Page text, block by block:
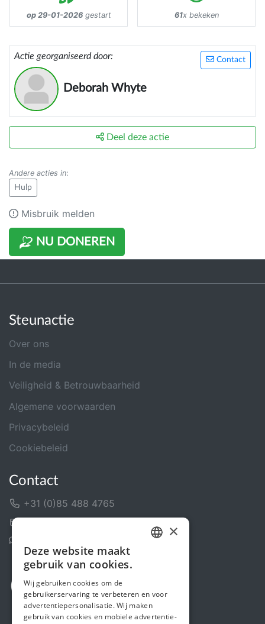
op 29-01-2026gestart 61x bekeken
Contact
Actie georganiseerd door:
Deborah Whyte
NU DONEREN
Deel deze actie
Andere acties in:
Hulp
Misbruik melden
Steunactie
Over ons
In de media
Veiligheid & Betrouwbaarheid
Algemene voorwaarden
Privacybeleid
Cookiebeleid
Contact
+31 (0)85 488 4765
ENGLISH
×
Deze website maakt
gebruik van cookies.
Wij gebruiken cookies om de
gebruikerservaring te verbeteren en voor
advertentiepersonalisatie. Wij maken
gebruik van cookies en mobiele advertentie-